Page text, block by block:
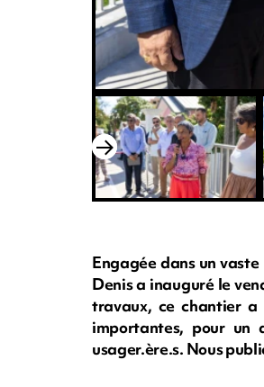
Engagée dans un
Denis a inauguré le
travaux, ce chantier a
importantes, pour un
usager.ère.s. Nous